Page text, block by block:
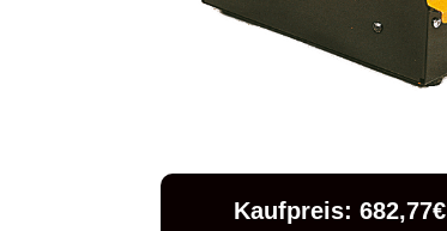
Kaufpreis: 682,77€